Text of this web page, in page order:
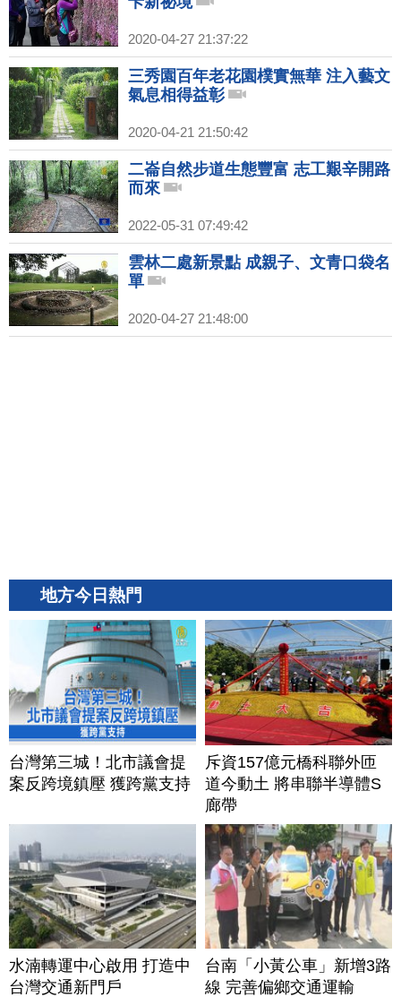
2020-04-27 21:37:22
三秀園百年老花園樸實無華 注入藝文
氣息相得益彰
2020-04-21 21:50:42
二崙自然步道生態豐富 志工艱辛開路
而來
2022-05-31 07:49:42
雲林二處新景點 成親子、文青口袋名
單
2020-04-27 21:48:00
地方今日熱門
台灣第三城！北市議會提
案反跨境鎮壓 獲跨黨支持
斥資157億元橋科聯外匝
道今動土 將串聯半導體S
廊帶
水湳轉運中心啟用 打造中
台灣交通新門戶
台南「小黃公車」新增3路
線 完善偏鄉交通運輸